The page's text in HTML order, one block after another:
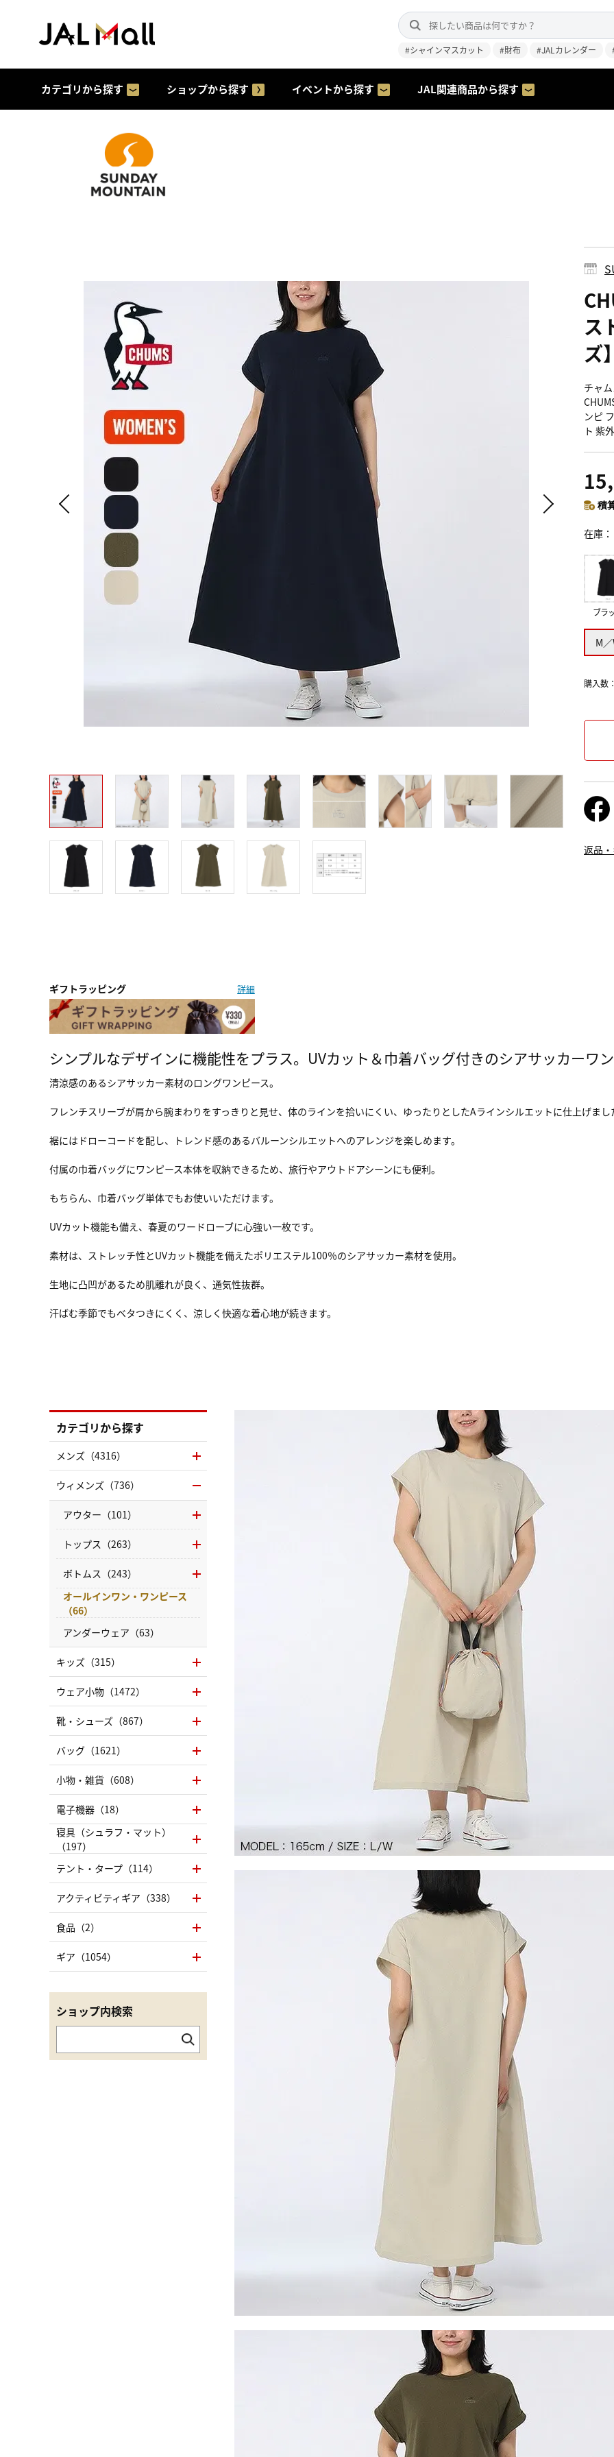
#シャインマスカット #財布 #JALカレンダー
カテゴリから探す ショップから探す イベントから探す JAL関連商品から探す
ス
ズ】
チャ
ンピ
ト 紫
積
在庫
ブラ
M
購入数：
返品
ギフトラッピング 詳細
シンプルなデザインに機能性をプラス。UVカット＆巾着バッグ付きのシアサッカーワ
清涼感のあるシアサッカー素材のロングワンピース。
フレンチスリーブが肩から腕まわりをすっきりと見せ、体のラインを拾いにくい、ゆったりとしたAラインシルエットに仕上げまし
裾にはドローコードを配し、トレンド感のあるバルーンシルエットへのアレンジを楽しめます。
付属の巾着バッグにワンピース本体を収納できるため、旅行やアウトドアシーンにも便利。
もちらん、巾着バッグ単体でもお使いいただけます。
UVカット機能も備え、春夏のワードローブに心強い一枚です。
素材は、ストレッチ性とUVカット機能を備えたポリエステル100％のシアサッカー素材を使用。
生地に凸凹があるため肌離れが良く、通気性抜群。
汗ばむ季節でもベタつきにくく、涼しく快適な着心地が続きます。
カテゴリから探す
メンズ（4316）
ウィメンズ（736）
アウター（101）
トップス（263）
ボトムス（243）
オールインワン・ワンピース
（66）
アンダーウェア（63）
キッズ（315）
ウェア小物（1472）
靴・シューズ（867）
バッグ（1621）
小物・雑貨（608）
電子機器（18）
寝具（シュラフ・マット）
（197）
テント・タープ（114）
アクティビティギア（338）
食品（2）
ギア（1054）
ショップ内検索